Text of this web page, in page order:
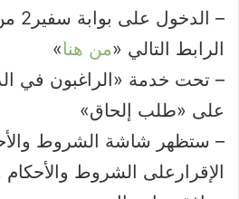
–
الرابط التالي «من هنا»
– تحت خدمة «الراغبون في
على «طلب إلحاق»
– ستظهر شاشة الشروط
الإقرارعلى الشروط